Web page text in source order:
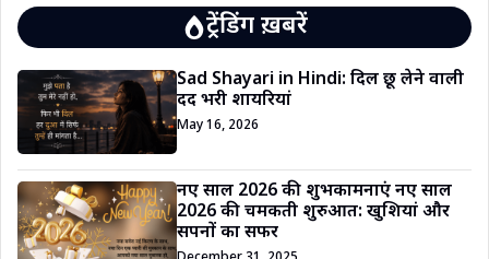
ट्रेंडिंग ख़बरें
Sad Shayari in Hindi: दिल छू लेने वाली
दर्द भरी शायरियां
May 16, 2026
नए साल 2026 की शुभकामनाएं नए साल
2026 की चमकती शुरुआत: खुशियां और
सपनों का सफर